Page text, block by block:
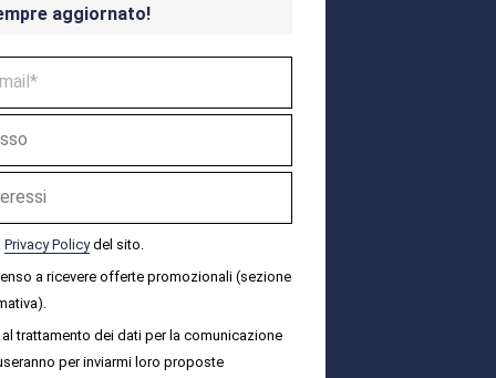
aggiornato!
Privacy Policydel sito.
a ricevere offerte promozionali (sezione
trattamento dei dati per la comunicazione
per inviarmi loro proposte